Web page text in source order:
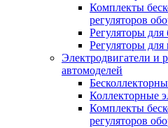
Комплекты
регуляторов
Регуляторы для
Регуляторы для
Электродвигатели и
автомоделей
Коллекторные
Комплекты
регуляторов